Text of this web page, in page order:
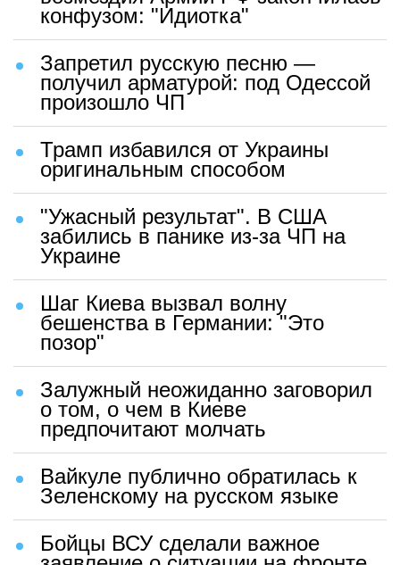
конфузом: "Идиотка"
Запретил русскую песню —
получил арматурой: под Одессой
произошло ЧП
Трамп избавился от Украины
оригинальным способом
"Ужасный результат". В США
забились в панике из-за ЧП на
Украине
Шаг Киева вызвал волну
бешенства в Германии: "Это
позор"
Залужный неожиданно заговорил
о том, о чем в Киеве
предпочитают молчать
Вайкуле публично обратилась к
Зеленскому на русском языке
Бойцы ВСУ сделали важное